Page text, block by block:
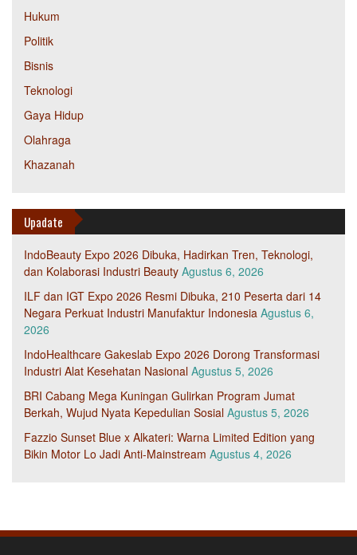
Hukum
Politik
Bisnis
Teknologi
Gaya Hidup
Olahraga
Khazanah
Upadate
IndoBeauty Expo 2026 Dibuka, Hadirkan Tren, Teknologi,
dan Kolaborasi Industri Beauty Agustus 6, 2026
ILF dan IGT Expo 2026 Resmi Dibuka, 210 Peserta dari 14
Negara Perkuat Industri Manufaktur Indonesia Agustus 6,
2026
IndoHealthcare Gakeslab Expo 2026 Dorong Transformasi
Industri Alat Kesehatan Nasional Agustus 5, 2026
BRI Cabang Mega Kuningan Gulirkan Program Jumat
Berkah, Wujud Nyata Kepedulian Sosial Agustus 5, 2026
Fazzio Sunset Blue x Alkateri: Warna Limited Edition yang
Bikin Motor Lo Jadi Anti-Mainstream Agustus 4, 2026